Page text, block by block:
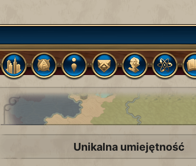
Unikalna umiejętność